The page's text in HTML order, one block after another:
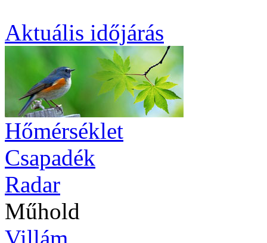
Aktuális időjárás
Hőmérséklet
Csapadék
Radar
Műhold